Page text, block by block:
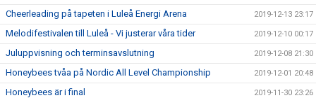
Cheerleading på tapeten i Luleå Energi Arena 2019-12-13 23:17
Melodifestivalen till Luleå - Vi justerar våra tider 2019-12-10 00:17
Juluppvisning och terminsavslutning 2019-12-08 21:30
Honeybees tvåa på Nordic All Level Championship 2019-12-01 20:48
Honeybees är i final 2019-11-30 23:26